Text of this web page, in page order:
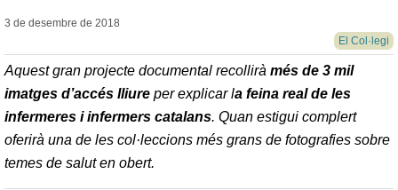
3 de desembre de 2018
El Col·legi
Aquest gran projecte documental recollirà més de 3 mil
imatges d’accés lliure per explicar la feina real de les
infermeres i infermers catalans. Quan estigui complert
oferirà una de les col·leccions més grans de fotografies sobre
temes de salut en obert.